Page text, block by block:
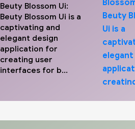
Beuty Blossom Ui:
Beuty Blossom Ui is a
captivating and
elegant design
application for
creating user
interfaces for b...